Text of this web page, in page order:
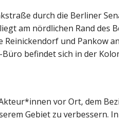
durch die Berliner
am nördlichen Rand des
und Pankow
befindet sich in der
vor Ort, dem
Gebiet zu verbessern.